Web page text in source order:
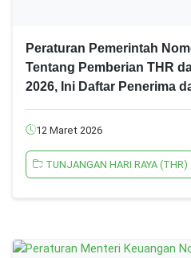
Peraturan Pemerintah
Tentang Pemberian THR
2026, Ini Daftar Penerima
12 Maret 2026
TUNJANGAN HARI RAYA (THR)